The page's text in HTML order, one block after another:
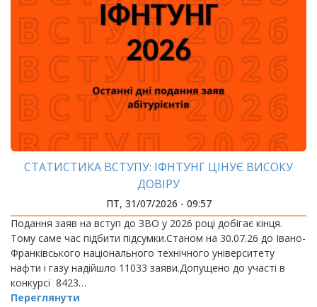
СТАТИСТИКА ВСТУПУ: ІФНТУНГ ЦІНУЄ ВИСОКУ
ДОВІРУ
ПТ, 31/07/2026 - 09:57
Подання заяв на вступ до ЗВО у 2026 році добігає кінця.
Тому саме час підбити підсумки.Станом на 30.07.26 до Івано-
Франківського національного технічного університету
нафти і газу надійшло 11033 заяви.Допущено до участі в
конкурсі 8423…
Переглянути